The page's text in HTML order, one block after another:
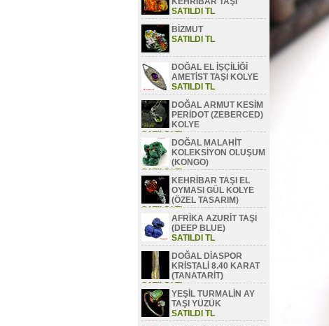
SATILDI TL
BİZMUT
SATILDI TL
DOĞAL EL İŞÇİLİĞİ
AMETİST TAŞI KOLYE
SATILDI TL
DOĞAL ARMUT KESİM
PERİDOT (ZEBERCED)
KOLYE
SATILDI TL
DOĞAL MALAHİT
KOLEKSİYON OLUŞUM
(KONGO)
SATILDI TL
KEHRİBAR TAŞI EL
OYMASI GÜL KOLYE
(ÖZEL TASARIM)
SATILDI TL
AFRİKA AZURİT TAŞI
(DEEP BLUE)
SATILDI TL
DOĞAL DİASPOR
KRİSTALİ 8.40 KARAT
(TANATARİT)
SATILDI TL
YEŞİL TURMALİN AY
TAŞI YÜZÜK
SATILDI TL